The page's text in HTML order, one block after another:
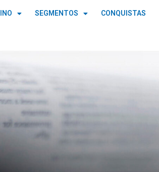
SEGMENTOS CONQUISTAS